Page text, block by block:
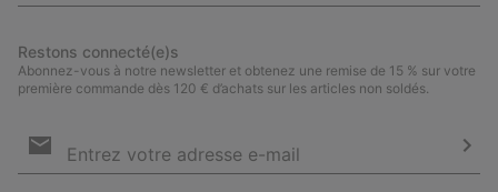
Restons connecté(e)s
Abonnez-vous à notre newsletter et obtenez une remise de 15 % sur votre
première commande dès 120 € d’achats sur les articles non soldés.
par